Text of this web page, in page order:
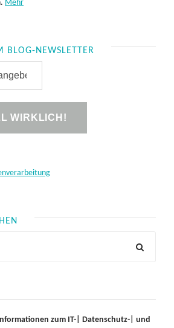
Mehr
BLOG-NEWSLETTER
zum IT-| Datenschutz-| und